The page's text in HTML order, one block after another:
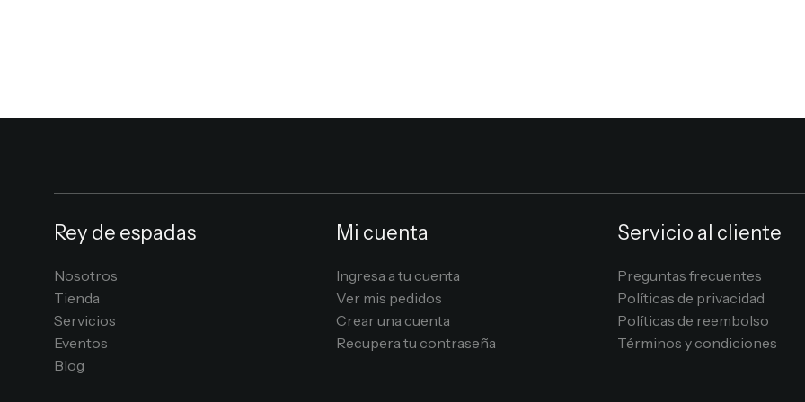
Rey de espadas
Nosotros
Tienda
Servicios
Eventos
Blog
Mi cuenta
Ingresa a tu cuenta
Ver mis pedidos
Crear una cuenta
Recupera tu contraseña
Servicio al cliente
Preguntas frecuentes
Políticas de privacidad
Políticas de reembolso
Términos y condiciones